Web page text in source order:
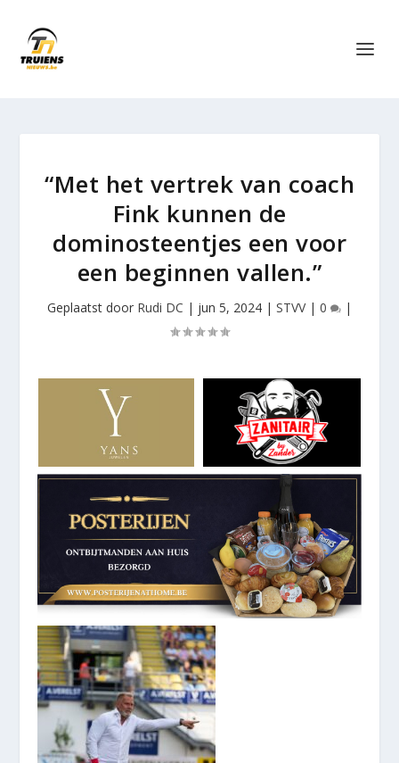
“Met het vertrek van coach
Fink kunnen de
dominosteentjes een voor
een beginnen vallen.”
Geplaatst door Rudi DC | jun 5, 2024 | STVV| 0 |